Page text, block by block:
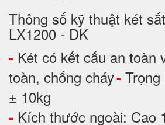
Thông số kỹ thuật két
LX1200 - DK
- Két có kết cấu an toàn
toàn, chống cháy-
± 10kg
- Kích thước ngoài: Cao